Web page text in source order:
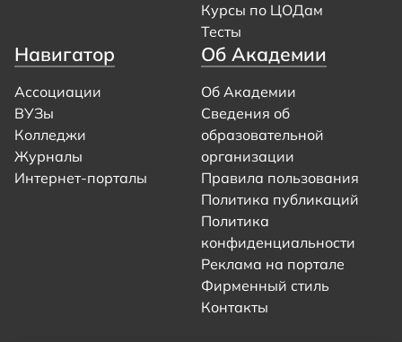
Курсы по ЦОДам
Тесты
Навигатор
Ассоциации
ВУЗы
Колледжи
Журналы
Интернет-порталы
Об Академии
Об Академии
Сведения об
образовательной
организации
Правила пользования
Политика публикаций
Политика
конфиденциальности
Реклама на портале
Фирменный стиль
Контакты